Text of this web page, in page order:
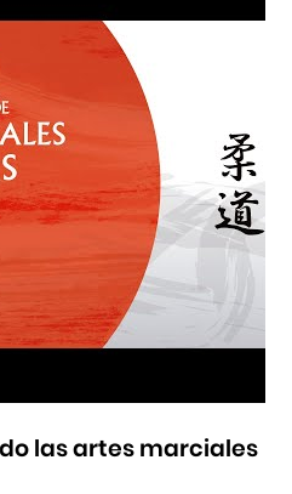
las artes marciales